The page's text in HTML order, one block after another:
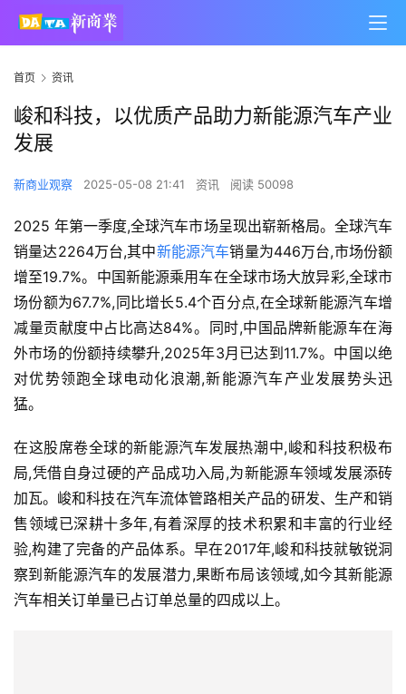
首页 资讯
峻和科技，以优质产品助力新能源汽车产业
发展
新商业观察 2025-05-08 21:41 资讯 阅读 50098
2025 年第一季度,全球汽车市场呈现出崭新格局。全球汽车
销量达2264万台,其中新能源汽车销量为446万台,市场份额
增至19.7%。中国新能源乘用车在全球市场大放异彩,全球市
场份额为67.7%,同比增长5.4个百分点,在全球新能源汽车增
减量贡献度中占比高达84%。同时,中国品牌新能源车在海
外市场的份额持续攀升,2025年3月已达到11.7%。中国以绝
对优势领跑全球电动化浪潮,新能源汽车产业发展势头迅
猛。
在这股席卷全球的新能源汽车发展热潮中,峻和科技积极布
局,凭借自身过硬的产品成功入局,为新能源车领域发展添砖
加瓦。峻和科技在汽车流体管路相关产品的研发、生产和销
售领域已深耕十多年,有着深厚的技术积累和丰富的行业经
验,构建了完备的产品体系。早在2017年,峻和科技就敏锐洞
察到新能源汽车的发展潜力,果断布局该领域,如今其新能源
汽车相关订单量已占订单总量的四成以上。